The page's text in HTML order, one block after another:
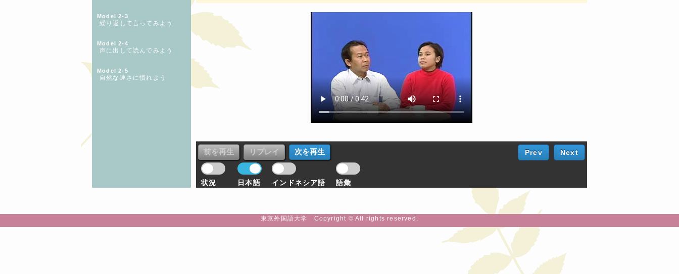
Model 2-3
繰り返して言ってみよう
Model 2-4
声に出して読んでみよう
Model 2-5
自然な速さに慣れよう
状況 日本語 インドネシア語 語彙
Prev Next
東京外国語大学 Copyright © All rights reserved.